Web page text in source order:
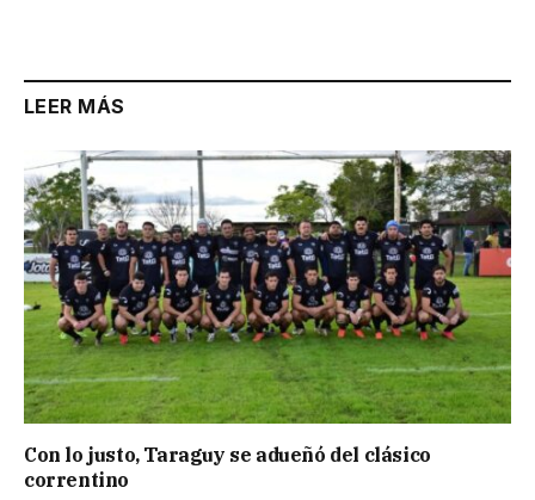
LEER MÁS
Con lo justo, Taraguy se adueñó del clásico
correntino